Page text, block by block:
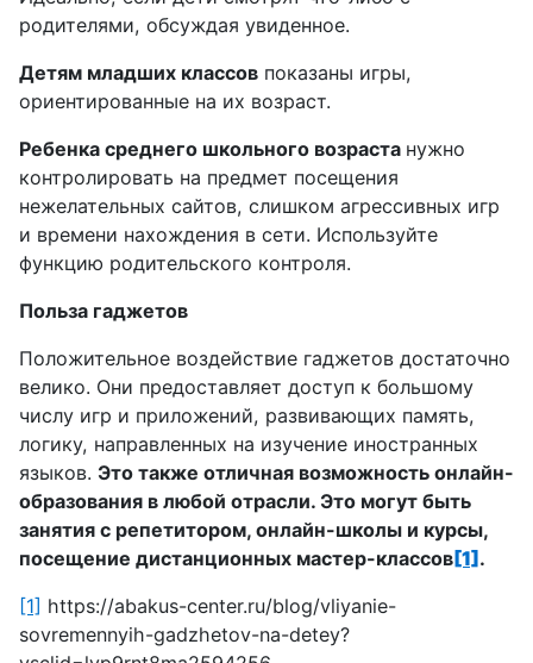
родителями, обсуждая увиденное.
Детям младших классов показаны игры,
ориентированные на их возраст.
Ребенка среднего школьного возраста нужно
контролировать на предмет посещения
нежелательных сайтов, слишком агрессивных игр
и времени нахождения в сети. Используйте
функцию родительского контроля.
Польза гаджетов
Положительное воздействие гаджетов достаточно
велико. Они предоставляет доступ к большому
числу игр и приложений, развивающих память,
логику, направленных на изучение иностранных
языков. Это также отличная возможность онлайн-
образования в любой отрасли. Это могут быть
занятия с репетитором, онлайн-школы и курсы,
посещение дистанционных мастер-классов[1].
[1] https://abakus-center.ru/blog/vliyanie-
sovremennyih-gadzhetov-na-detey?